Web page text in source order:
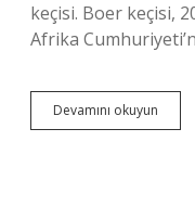
keçisi. Boer keçisi,
Afrika
Devamını okuyun
80